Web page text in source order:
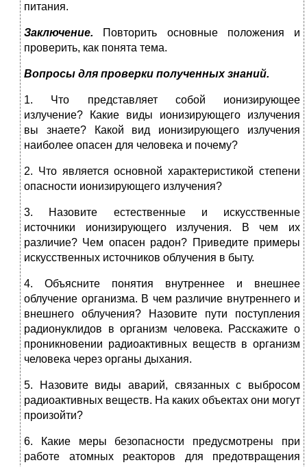
питания.
Заключение. Повторить основные положения и
проверить, как понята тема.
Вопросы для проверки полученных знаний.
1. Что представляет собой ионизирующее
излучение? Какие виды ионизирующего излучения
вы знаете? Какой вид ионизирующего излучения
наиболее опасен для человека и почему?
2. Что является основной характеристикой степени
опасности ионизирующего излучения?
3. Назовите естественные и искусственные
источники ионизирующего излучения. В чем их
различие? Чем опасен радон? Приведите примеры
искусственных источников облучения в быту.
4. Объясните понятия внутреннее и внешнее
облучение организма. В чем различие внутреннего и
внешнего облучения? Назовите пути поступления
радионуклидов в организм человека. Расскажите о
проникновении радиоактивных веществ в организм
человека через органы дыхания.
5. Назовите виды аварий, связанных с выбросом
радиоактивных веществ. На каких объектах они могут
произойти?
6. Какие меры безопасности предусмотрены при
работе атомных реакторов для предотвращения